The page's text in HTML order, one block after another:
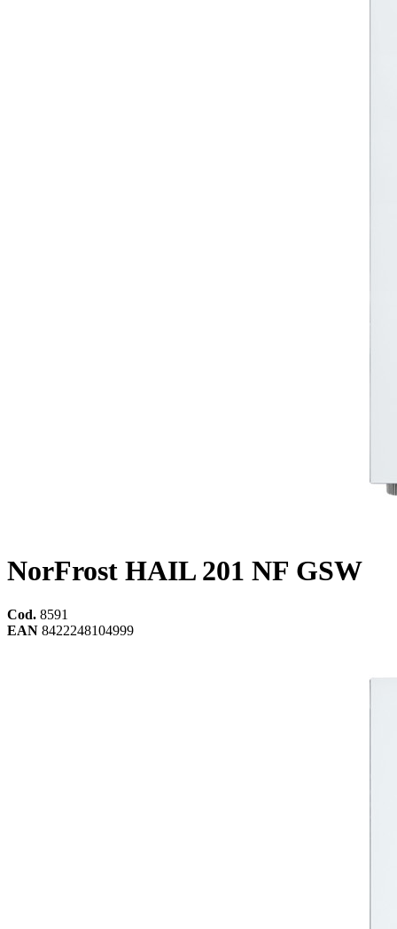
NorFrost HAIL 201 NF GSW
Cod. 8591
EAN 8422248104999